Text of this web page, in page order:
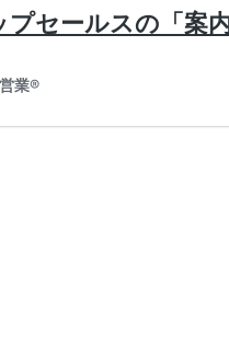
プセールスの「案
業®︎